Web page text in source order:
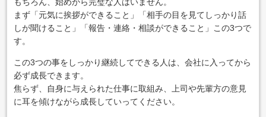
まず「元気に挨拶ができること」「相手の目を見てしっかり話
しが聞けること」「報告・連絡・相談ができること」この3つで
す。
この3つの事をしっかり継続してできる人は、会社に入ってから
必ず成長できます。
焦らず、自身に与えられた仕事に取組み、上司や先輩方の意見
に耳を傾けながら成長していってください。